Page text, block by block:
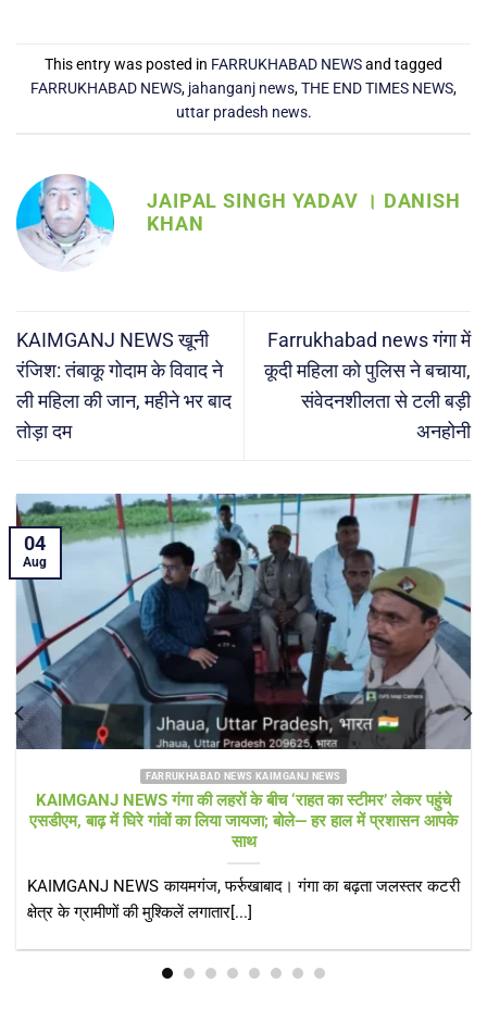
This entry was posted in FARRUKHABAD NEWSand tagged
FARRUKHABAD NEWS, jahanganj news,THE END TIMES NEWS,
uttar pradesh news.
JAIPAL SINGH YADAV । DANISH
KHAN
KAIMGANJ NEWS खूनी
रंजिश: तंबाकू गोदाम के विवाद ने
ली महिला की जान, महीने भर बाद
तोड़ा दम
Farrukhabad news गंगा में
कूदी महिला को पुलिस ने बचाया,
संवेदनशीलता से टली बड़ी
अनहोनी
FARRUKHABAD NEWS UTTAR PRADESH
Farrukhabad news बाढ़ राहत शिविर में ‘हेल्थ अलर्ट’! सीएमओ खुद पहुंचे,
डॉक्टरों की टीम और एम्बुलेंस 24 घंटे तैनात
Farrukhabad news डीएम के निरीक्षण के बाद स्वास्थ्य विभाग एक्शन मोड
में, संक्रामक रोगों पर[...]
04
Aug